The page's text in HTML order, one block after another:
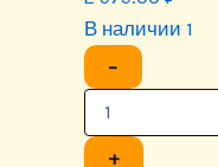
В наличии 1
−
+